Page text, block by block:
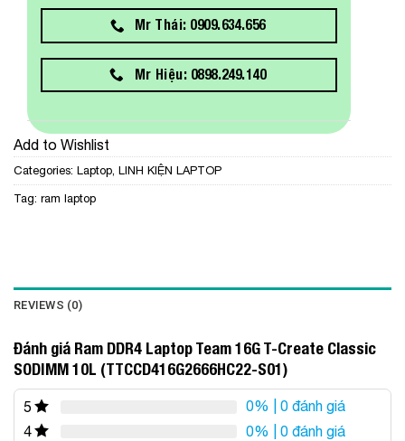
Mr Thái: 0909.634.656
Mr Hiệu: 0898.249.140
Add to Wishlist
Categories: Laptop LINH KIỆN LAPTOP
Tag: ram laptop
REVIEWS (0)
Đánh giá Ram DDR4 Laptop Team 16G T-Create Classic
SODIMM 10L (TTCCD416G2666HC22-S01)
5 0% | 0 đánh giá
4
0% | 0 đánh giá